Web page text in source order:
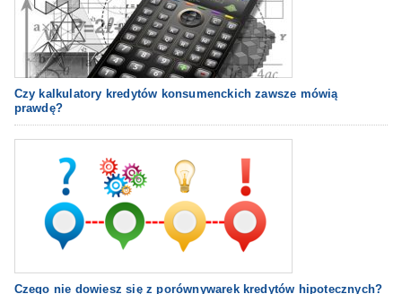
Czy kalkulatory kredytów konsumenckich zawsze mówią
prawdę?
Czego nie dowiesz się z porównywarek kredytów hipotecznych?